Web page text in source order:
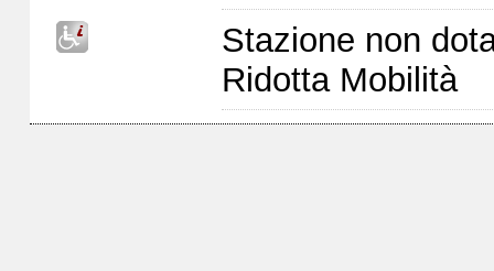
Stazione non
Ridotta Mobilità